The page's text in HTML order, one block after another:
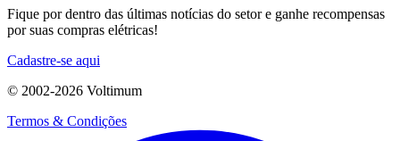
Fique por dentro das últimas notícias do setor e ganhe recompensas
por suas compras elétricas!
Cadastre-se aqui
© 2002-2026 Voltimum
Termos & Condições